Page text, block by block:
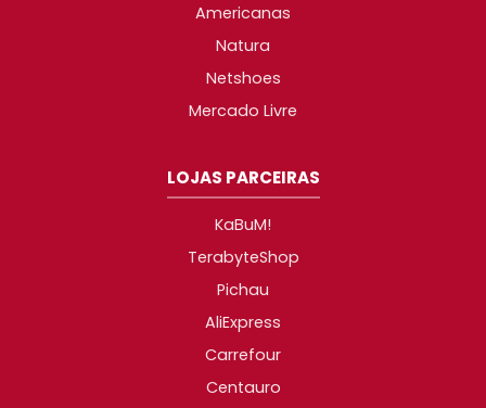
Americanas
Natura
Netshoes
Mercado Livre
LOJAS PARCEIRAS
KaBuM!
TerabyteShop
Pichau
AliExpress
Carrefour
Centauro